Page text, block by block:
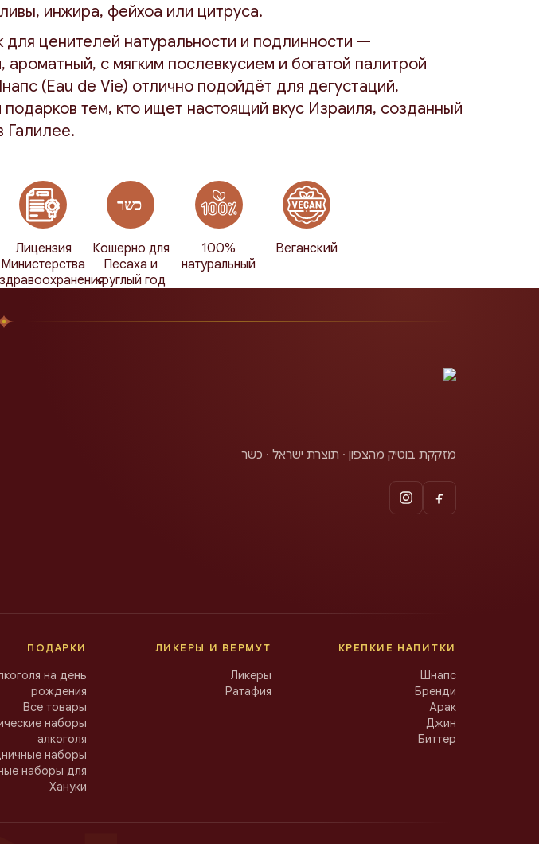
инжира, фейхоа или цитруса.
для ценителей натуральности и подлинности —
ароматный, с мягким послевкусием и богатой палитрой
(Eau de Vie) отлично подойдёт для дегустаций,
подарков тем, кто ищет настоящий вкус Израиля, созданный
Галилее.
Лицензия
Министерства
здравоохранения
Кошерно для
Песаха и
круглый год
100%
натуральный
Веганский
מזקקת בוטיק מהצפון · תוצרת ישראל · כשר
КРЕПКИЕ НАПИТКИ
Шнапс
Бренди
Арак
Джин
Биттер
ЛИКЕРЫ И ВЕРМУТ
Ликеры
Ратафия
ПОДАРКИ
на день
рождения
Все товары
наборы
алкоголя
наборы
наборы для
Хануки